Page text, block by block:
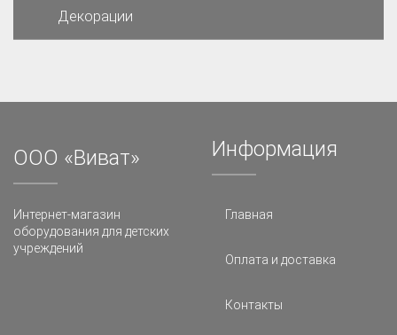
Декорации
ООО «Виват»
Интернет-магазин
оборудования для детских
учреждений
Информация
Главная
Оплата и доставка
Контакты